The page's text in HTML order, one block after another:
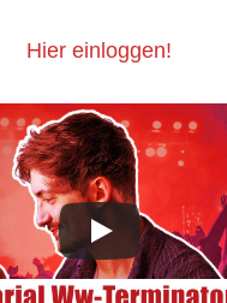
Hier einloggen!